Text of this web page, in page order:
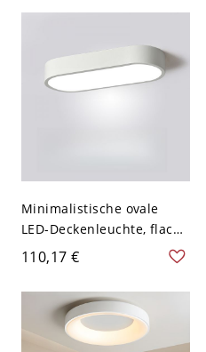
einstellbare
Kinderzimmer und
Schlafzimmer - 110V-120V
Dreistufiges Dimmen
Minimalistische ovale
LED-Deckenleuchte, flache
lineare Leuchte für Flur
und Eingangsbereich -
Weiß 110V-120V 35,56 cm
110,17 €